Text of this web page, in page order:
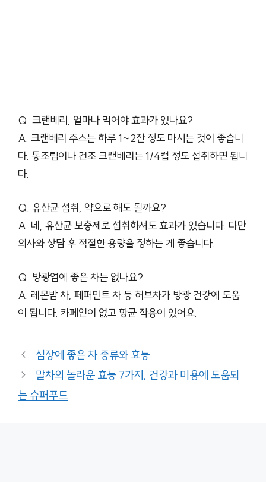
Q. 크랜베리, 얼마나 먹어야 효과가 있나요?
A. 크랜베리 주스는 하루 1~2잔 정도 마시는 것이 좋습니
다. 통조림이나 건조 크랜베리는 1/4컵 정도 섭취하면 됩니
다.
Q. 유산균 섭취, 약으로 해도 될까요?
A. 네, 유산균 보충제로 섭취하셔도 효과가 있습니다. 다만
의사와 상담 후 적절한 용량을 정하는 게 좋습니다.
Q. 방광염에 좋은 차는 없나요?
A. 레몬밤 차, 페퍼민트 차 등 허브차가 방광 건강에 도움
이 됩니다. 카페인이 없고 항균 작용이 있어요.
심장에 좋은 차 종류와 효능
말차의 놀라운 효능 7가지, 건강과 미용에 도움되
는 슈퍼푸드